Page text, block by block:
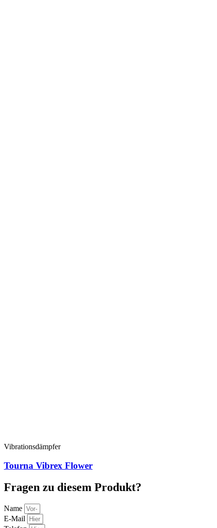
Vibrationsdämpfer
Tourna Vibrex Flower
Fragen zu diesem Produkt?
Name
E-Mail